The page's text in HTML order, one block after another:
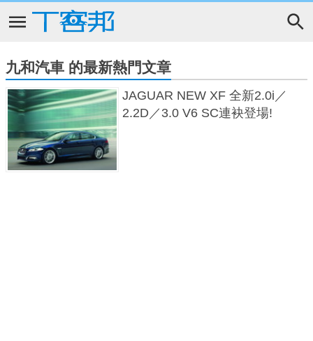
九和汽車 的最新熱門文章
JAGUAR NEW XF 全新2.0i／
2.2D／3.0 V6 SC連袂登場!